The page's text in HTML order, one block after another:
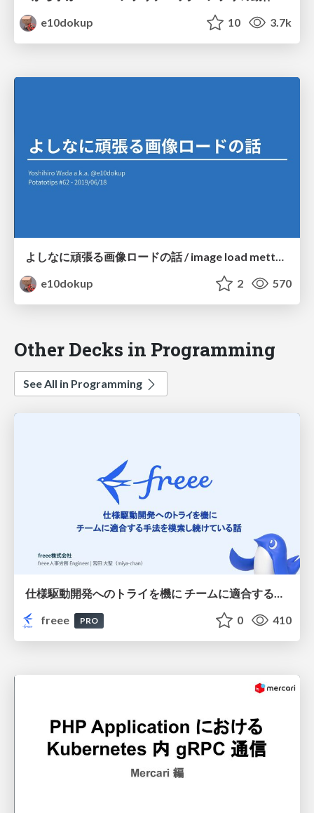
e10dokup
10 3.7k
よしなに頑張る画像ロードの話 / image load mettya tsurai
e10dokup
2 570
Other Decks in Programming
See All in Programming
freee
PRO 0 410